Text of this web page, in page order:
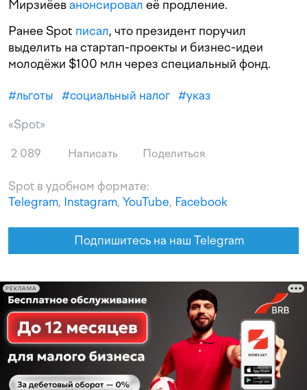
Мирзиёеванонсировал её продление.
Ранее Spot писал, что президент поручил
выделить на стартап-проекты и бизнес-идеи
молодёжи $100 млн через специальный фонд.
#льготы #социальный налог #указ
«Spot»
2 089 Написать Поделиться
Spot в удобном формате:
Telegram, Instagram, YouTube, Facebook
Подпишитесь на наш Telegram
РЕКЛАМА